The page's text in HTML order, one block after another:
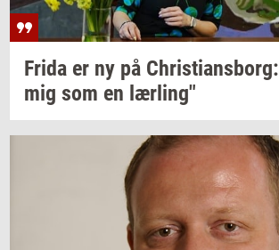
Frida er ny på Chri­sti­ans­borg:
mig som en lær­ling"